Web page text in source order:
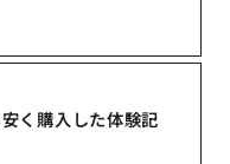
く購入した体験記